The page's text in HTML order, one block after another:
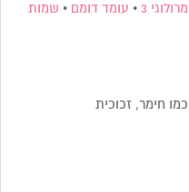
3
• עומד דומם • שמות
חימר, זכוכית